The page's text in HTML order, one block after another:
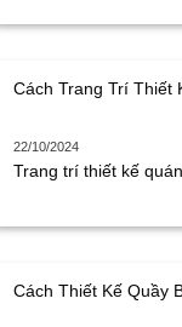
Cách Trang Trí Thiết
22/10/2024
Trang trí thiết kế
Cách Thiết Kế Quầy